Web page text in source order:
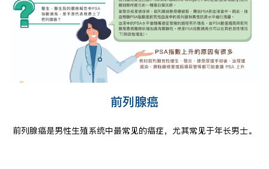
前列腺癌
前列腺癌是男性生殖系统中最常见的癌症，尤其常见于年长男士。